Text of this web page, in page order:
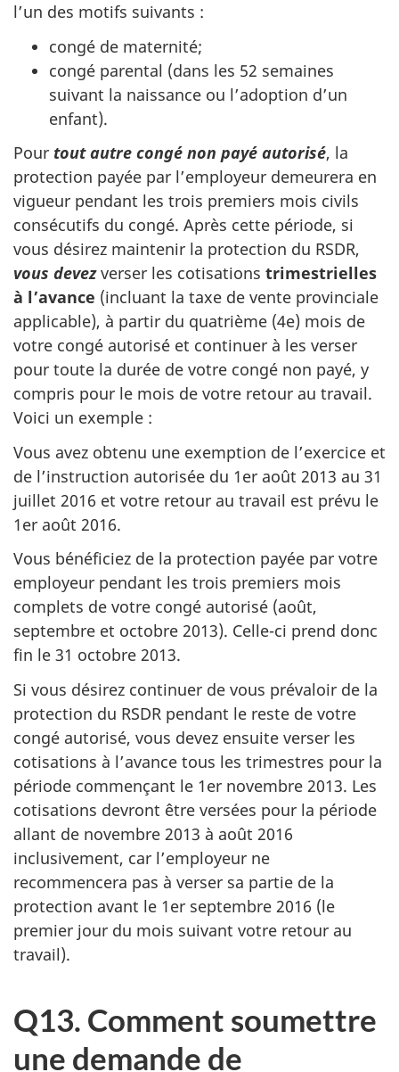
l’un des motifs suivants :
congé de maternité;
congé parental (dans les 52 semaines
suivant la naissance ou l’adoption d’un
enfant).
Pour tout autre congé non payé autorisé, la
protection payée par l’employeur demeurera en
vigueur pendant les trois premiers mois civils
consécutifs du congé. Après cette période, si
vous désirez maintenir la protection du RSDR,
vous devezverser les cotisations trimestrielles
à l’avance (incluant la taxe de vente provinciale
applicable), à partir du quatrième (4e) mois de
votre congé autorisé et continuer à les verser
pour toute la durée de votre congé non payé, y
compris pour le mois de votre retour au travail.
Voici un exemple :
Vous avez obtenu une exemption de l’exercice et
de l’instruction autorisée du 1er août 2013 au 31
juillet 2016 et votre retour au travail est prévu le
1er août 2016.
Vous bénéficiez de la protection payée par votre
employeur pendant les trois premiers mois
complets de votre congé autorisé (août,
septembre et octobre 2013). Celle-ci prend donc
fin le 31 octobre 2013.
Si vous désirez continuer de vous prévaloir de la
protection du RSDR pendant le reste de votre
congé autorisé, vous devez ensuite verser les
cotisations à l’avance tous les trimestres pour la
période commençant le 1er novembre 2013. Les
cotisations devront être versées pour la période
allant de novembre 2013 à août 2016
inclusivement, car l’employeur ne
recommencera pas à verser sa partie de la
protection avant le 1er septembre 2016 (le
premier jour du mois suivant votre retour au
travail).
Q13. Comment soumettre
une demande de